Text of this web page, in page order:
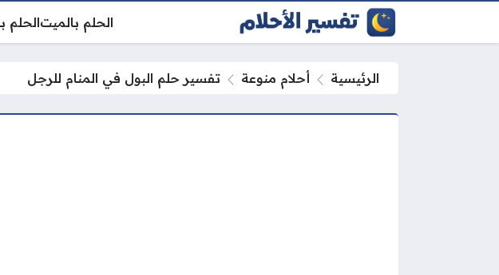
الحلم بالميتالحلم
الرئيسية أحلام منوعة تفسير حلم البول في المنام للرجل